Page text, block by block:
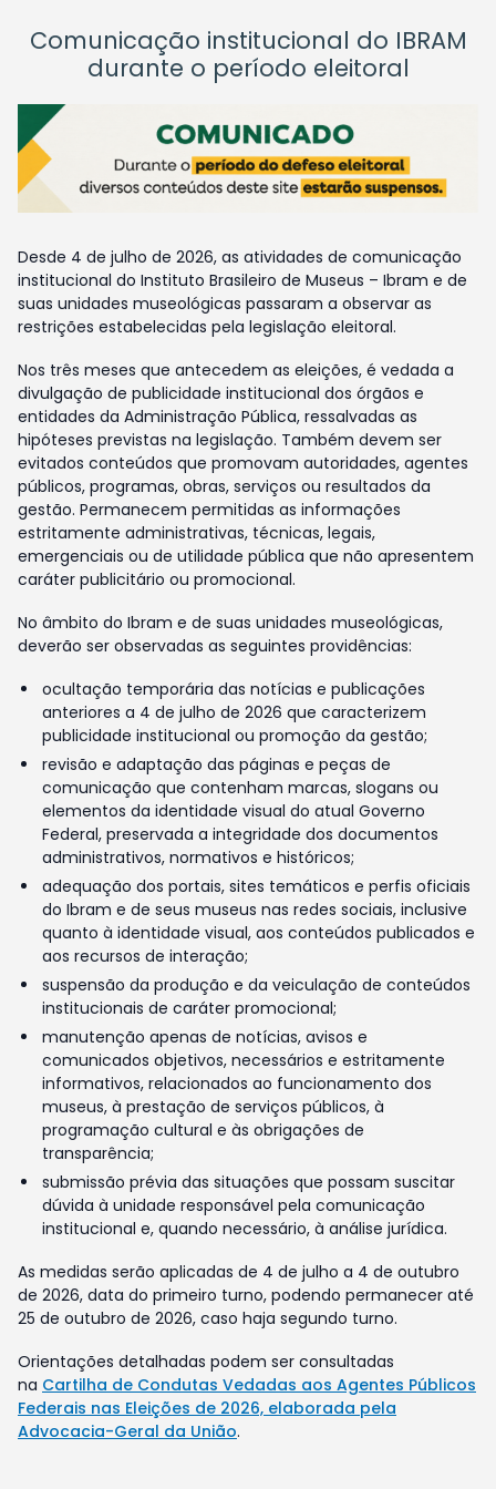
Comunicação institucional do IBRAM
durante o período eleitoral
Desde 4 de julho de 2026, as atividades de comunicação
institucional do Instituto Brasileiro de Museus – Ibram e de
suas unidades museológicas passaram a observar as
restrições estabelecidas pela legislação eleitoral.
Nos três meses que antecedem as eleições, é vedada a
divulgação de publicidade institucional dos órgãos e
entidades da Administração Pública, ressalvadas as
hipóteses previstas na legislação. Também devem ser
evitados conteúdos que promovam autoridades, agentes
públicos, programas, obras, serviços ou resultados da
gestão. Permanecem permitidas as informações
estritamente administrativas, técnicas, legais,
emergenciais ou de utilidade pública que não apresentem
caráter publicitário ou promocional.
No âmbito do Ibram e de suas unidades museológicas,
deverão ser observadas as seguintes providências:
ocultação temporária das notícias e publicações
anteriores a 4 de julho de 2026 que caracterizem
publicidade institucional ou promoção da gestão;
revisão e adaptação das páginas e peças de
comunicação que contenham marcas, slogans ou
elementos da identidade visual do atual Governo
Federal, preservada a integridade dos documentos
administrativos, normativos e históricos;
adequação dos portais, sites temáticos e perfis oficiais
do Ibram e de seus museus nas redes sociais, inclusive
quanto à identidade visual, aos conteúdos publicados e
aos recursos de interação;
suspensão da produção e da veiculação de conteúdos
institucionais de caráter promocional;
manutenção apenas de notícias, avisos e
comunicados objetivos, necessários e estritamente
informativos, relacionados ao funcionamento dos
museus, à prestação de serviços públicos, à
programação cultural e às obrigações de
transparência;
submissão prévia das situações que possam suscitar
dúvida à unidade responsável pela comunicação
institucional e, quando necessário, à análise jurídica.
As medidas serão aplicadas de 4 de julho a 4 de outubro
de 2026, data do primeiro turno, podendo permanecer até
25 de outubro de 2026, caso haja segundo turno.
Orientações detalhadas podem ser consultadas
na Cartilha de Condutas Vedadas aos Agentes Públicos
Federais nas Eleições de 2026, elaborada pela
Advocacia-Geral da União.